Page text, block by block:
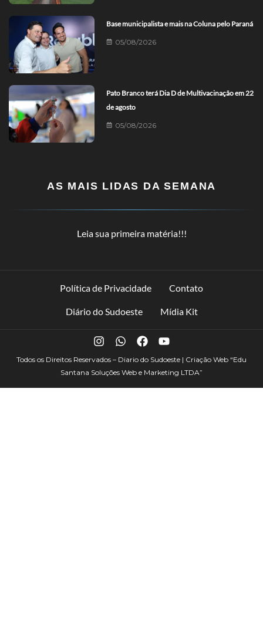
Base municipalista e mais na Coluna pelo Paraná
05/08/2026
Pato Branco terá Dia D de Multivacinação em 22
de agosto
05/08/2026
AS MAIS LIDAS DA SEMANA
Leia sua primeira matéria!!!
Política de Privacidade Contato
Diário do Sudoeste Mídia Kit
Todos os Direitos Reservados – Diario do Sudoeste | Criação Web “Edu
Santana Soluções Web e Marketing LTDA”